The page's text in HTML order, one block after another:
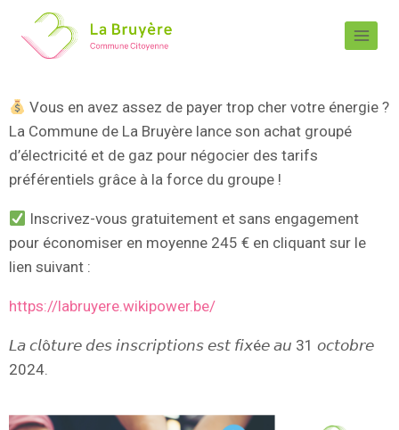
Vous en avez assez de payer trop cher votre énergie ?
La Commune de La Bruyère lance son achat groupé
d’électricité et de gaz pour négocier des tarifs
préférentiels grâce à la force du groupe !
Inscrivez-vous gratuitement et sans engagement
pour économiser en moyenne 245 € en cliquant sur le
lien suivant :
https://labruyere.wikipower.be/
𝘓𝘢 𝘤𝘭ô𝘵𝘶𝘳𝘦 𝘥𝘦𝘴 𝘪𝘯𝘴𝘤𝘳𝘪𝘱𝘵𝘪𝘰𝘯𝘴 𝘦𝘴𝘵 𝘧𝘪𝘹é𝘦 𝘢𝘶 31 𝘰𝘤𝘵𝘰𝘣𝘳𝘦
2024.